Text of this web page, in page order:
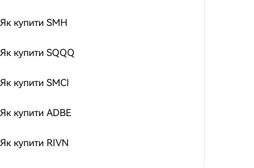
Як купити SMH
Як купити SQQQ
Як купити SMCI
Як купити ADBE
Як купити RIVN